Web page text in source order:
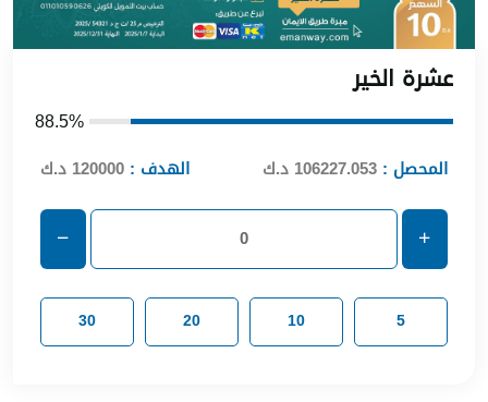
عشرة الخير
88.5%
المحصل : 106227.053 د.ك الهدف : 120000 د.ك
5
10
20
30